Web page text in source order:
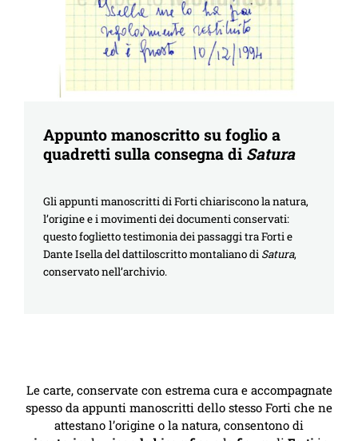
Appunto manoscritto su foglio a
quadretti sulla consegna di Satura
Gli appunti manoscritti di Forti chiariscono la natura,
l’origine e i movimenti dei documenti conservati:
questo foglietto testimonia dei passaggi tra Forti e
Dante Isella del dattiloscritto montaliano di Satura,
conservato nell’archivio.
Le carte, conservate con estrema cura e accompagnate
spesso da appunti manoscritti dello stesso Forti che ne
attestano l’origine o la natura, consentono di